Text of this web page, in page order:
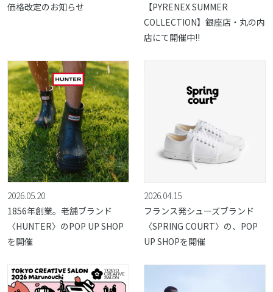
価格改定のお知らせ
【PYRENEX SUMMER
COLLECTION】銀座店・丸の内
店にて開催中!!
2026.05.20
1856年創業。老舗ブランド
〈HUNTER〉のPOP UP SHOP
を開催
2026.04.15
フランス発シューズブランド
〈SPRING COURT〉の、POP
UP SHOPを開催